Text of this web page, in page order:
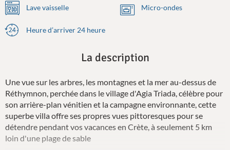
Lave vaisselle Micro-ondes
Heure d’arriver 24 heure
La description
Une vue sur les arbres, les montagnes et la mer au-dessus de
Réthymnon, perchée dans le village d'Agia Triada, célèbre pour
son arrière-plan vénitien et la campagne environnante, cette
superbe villa offre ses propres vues pittoresques pour se
détendre pendant vos vacances en Crète, à seulement 5 km
loin d'une plage de sable